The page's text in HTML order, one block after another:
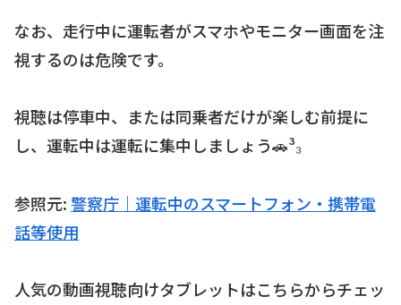
なお、走行中に運転者がスマホやモニター画面を注
視するのは危険です。
視聴は停車中、または同乗者だけが楽しむ前提に
し、運転中は運転に集中しましょう🚗³₃
参照元:警察庁｜運転中のスマートフォン・携帯電
話等使用
人気の動画視聴向けタブレットはこちらからチェッ